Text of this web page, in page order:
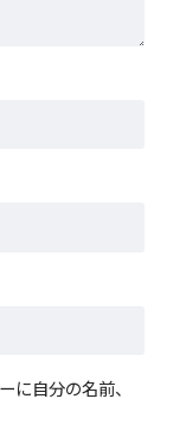
に自分の名前、